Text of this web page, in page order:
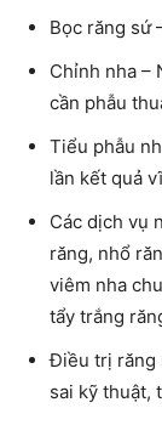
Bọc răng sứ
Chỉnh nha –
cần phẫu
Tiểu phẫu
lần kết quả
Các dịch vụ
răng, nhổ
viêm nha
tẩy trắng
Điều trị răng
sai kỹ thuật,